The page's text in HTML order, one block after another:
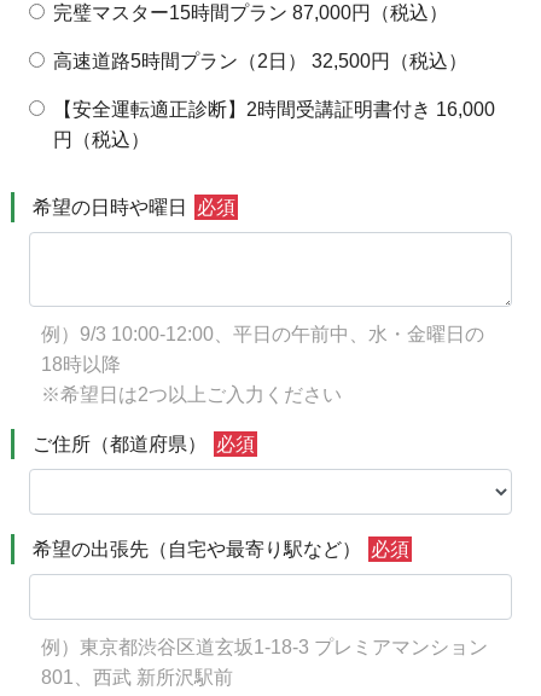
完璧マスター15時間プラン 87,000円（税込）
高速道路5時間プラン（2日） 32,500円（税込）
【安全運転適正診断】2時間受講証明書付き 16,000
円（税込）
希望の日時や曜日 必須
例）9/3 10:00-12:00、平日の午前中、水・金曜日の
18時以降
※希望日は2つ以上ご入力ください
ご住所（都道府県） 必須
希望の出張先（自宅や最寄り駅など） 必須
例）東京都渋谷区道玄坂1-18-3 プレミアマンション
801、西武 新所沢駅前